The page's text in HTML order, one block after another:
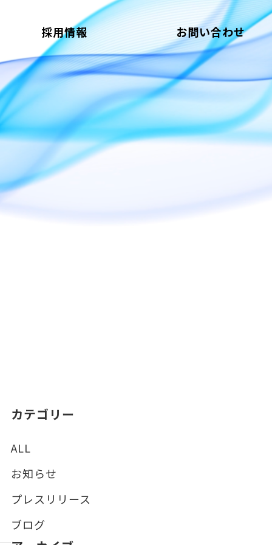
採用情報 お問い合わせ
カテゴリー
ALL
お知らせ
プレスリリース
ブログ